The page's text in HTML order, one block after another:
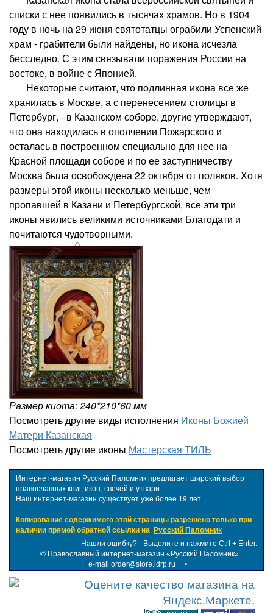
списки с нее появились в тысячах храмов. Но в 1904
году в ночь на 29 июня святотатцы ограбили Успенский
храм - грабители были найдены, но икона исчезла
бесследно. С этим связывали поражения России на
востоке, в войне с Японией.
Некоторые считают, что подлинная икона все же
хранилась в Москве, а с перенесением столицы в
Петербург, - в Казанском соборе, другие утверждают,
что она находилась в ополчении Пожарского и
осталась в построенном специально для нее на
Красной площади соборе и по ее заступничеству
Москва была освобождена 22 октября от поляков. Хотя
размеры этой иконы несколько меньше, чем
пропавшей в Казани и Петербургской, все эти три
иконы явились великими источниками Благодати и
почитаются чудотворными.
Размер киота: 240*210*60 мм
Посмотреть другие виды исполнения Иконы Божией
Матери Казанская
Посмотреть другие иконы Мастерская ТИЛЬ
Интернет-магазин Русский Паломник предлагает широкий выбор
православных книг, икон, свечей и утвари.
Наш интернет-магазин существует уже более 19 лет.
Копирование содержимого этой страницы разрешено только при
наличии прямой обратной ссылки на Русский Паломник
Нашли ошибку? - Выделите и нажмите Ctrl + Enter.
© Православный интернет-магазин «Русский Паломник»
e-mail order@store.idrp.ru •